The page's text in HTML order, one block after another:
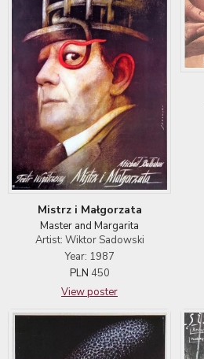
Mistrz i Małgorzata
Master and Margarita
Artist: Wiktor Sadowski
Year: 1987
PLN 450
View poster